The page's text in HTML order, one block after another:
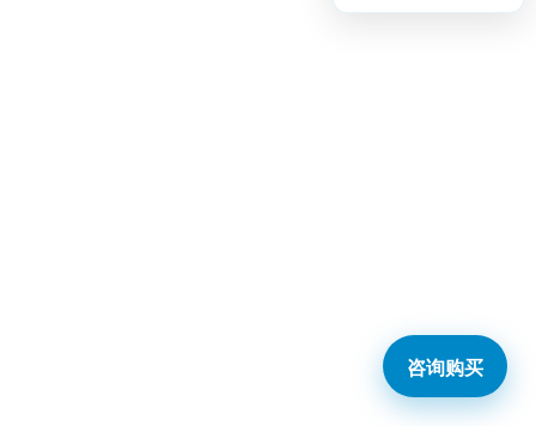
咨询购买